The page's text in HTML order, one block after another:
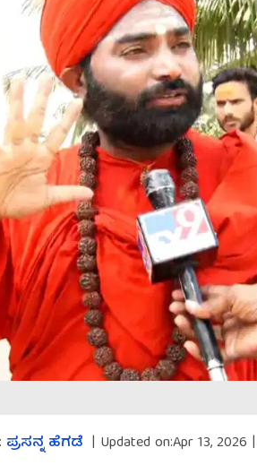
ಪ್ರಸನ್ನ ಹೆಗಡೆ | Updated on:Apr 13, 2026